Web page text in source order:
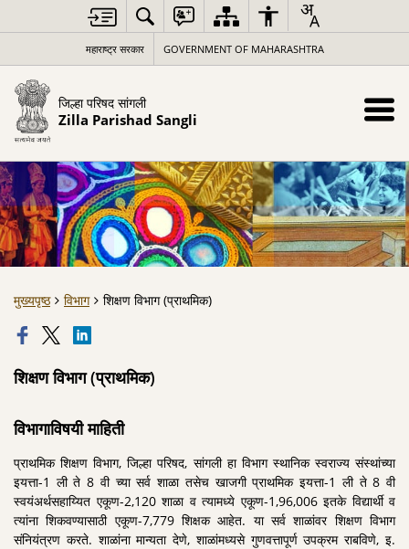
महाराष्ट्र सरकार GOVERNMENT OF MAHARASHTRA
जिल्हा परिषद सांगली
Zilla Parishad Sangli
मुख्यपृष्ठ विभाग शिक्षण विभाग (प्राथमिक)
शिक्षण विभाग (प्राथमिक)
विभागाविषयी माहिती
प्राथमिक शिक्षण विभाग, जिल्हा परिषद, सांगली हा विभाग स्थानिक स्वराज्य संस्थांच्या
इयत्ता-1 ली ते 8 वी च्या सर्व शाळा तसेच खाजगी प्राथमिक इयत्ता-1 ली ते 8 वी
स्वयंअर्थसहाय्यित एकूण-2,120 शाळा व त्यामध्ये एकूण-1,96,006 इतके विद्यार्थी व
त्यांना शिकवण्यासाठी एकूण-7,779 शिक्षक आहेत. या सर्व शाळांवर शिक्षण विभाग
संनियंत्रण करते. शाळांना मान्यता देणे, शाळांमध्यसे गुणवत्तापूर्ण उपक्रम राबविणे, इ.